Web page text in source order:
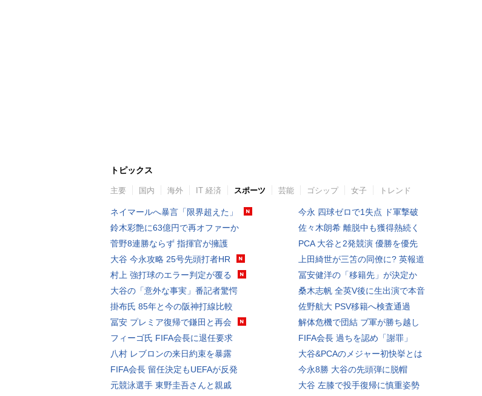
トピックス
主要 国内 海外 IT 経済 スポーツ 芸能 ゴシップ 女子 トレンド
ネイマールへ暴言「限界超えた」
鈴木彩艶に63億円で再オファーか
菅野8連勝ならず 指揮官が擁護
大谷 今永攻略 25号先頭打者HR
村上 強打球のエラー判定が覆る
大谷の「意外な事実」番記者驚愕
掛布氏 85年と今の阪神打線比較
冨安 プレミア復帰で鎌田と再会
フィーゴ氏 FIFA会長に退任要求
八村 レブロンの来日約束を暴露
FIFA会長 留任決定もUEFAが反発
元競泳選手 東野圭吾さんと親戚
今永 四球ゼロで1失点 ド軍撃破
佐々木朗希 離脱中も獲得熱続く
PCA 大谷と2発競演 優勝を優先
上田綺世が三笘の同僚に? 英報道
冨安健洋の「移籍先」が決定か
桑木志帆 全英V後に生出演で本音
佐野航大 PSV移籍へ検査通過
解体危機で団結 ブ軍が勝ち越し
FIFA会長 過ちを認め「謝罪」
大谷&PCAのメジャー初快挙とは
今永8勝 大谷の先頭弾に脱帽
大谷 左膝で投手復帰に慎重姿勢